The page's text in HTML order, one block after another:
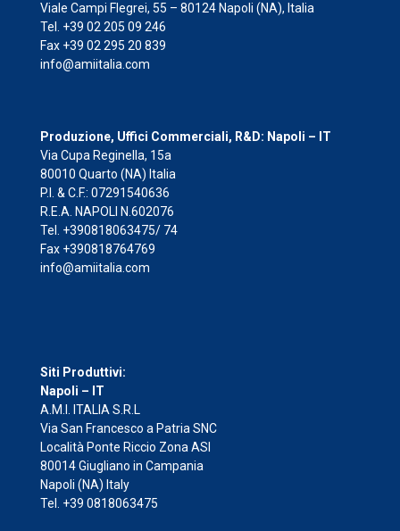
Viale Campi Flegrei, 55 – 80124 Napoli (NA), Italia
Tel. +39 02 205 09 246
Fax +39 02 295 20 839
info@amiitalia.com
Produzione, Uffici Commerciali, R&D: Napoli – IT
Via Cupa Reginella, 15a
80010 Quarto (NA) Italia
P.I. & C.F.: 07291540636
R.E.A. NAPOLI N.602076
Tel. +390818063475/ 74
Fax +390818764769
info@amiitalia.com
Siti Produttivi:
Napoli – IT
A.M.I. ITALIA S.R.L
Via San Francesco a Patria SNC
Località Ponte Riccio Zona ASI
80014 Giugliano in Campania
Napoli (NA) Italy
Tel. +39 0818063475